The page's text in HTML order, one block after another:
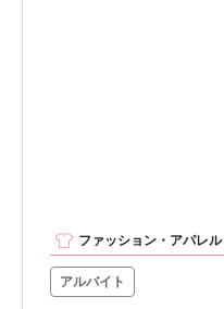
ファッション・アパレル
アルバイト